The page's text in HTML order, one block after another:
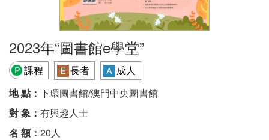
2023年“圖書館e學堂”
課程 長者
成人
地 點： 下環圖書館/澳門中央圖書館
對 象： 有興趣人士
名 額： 20人